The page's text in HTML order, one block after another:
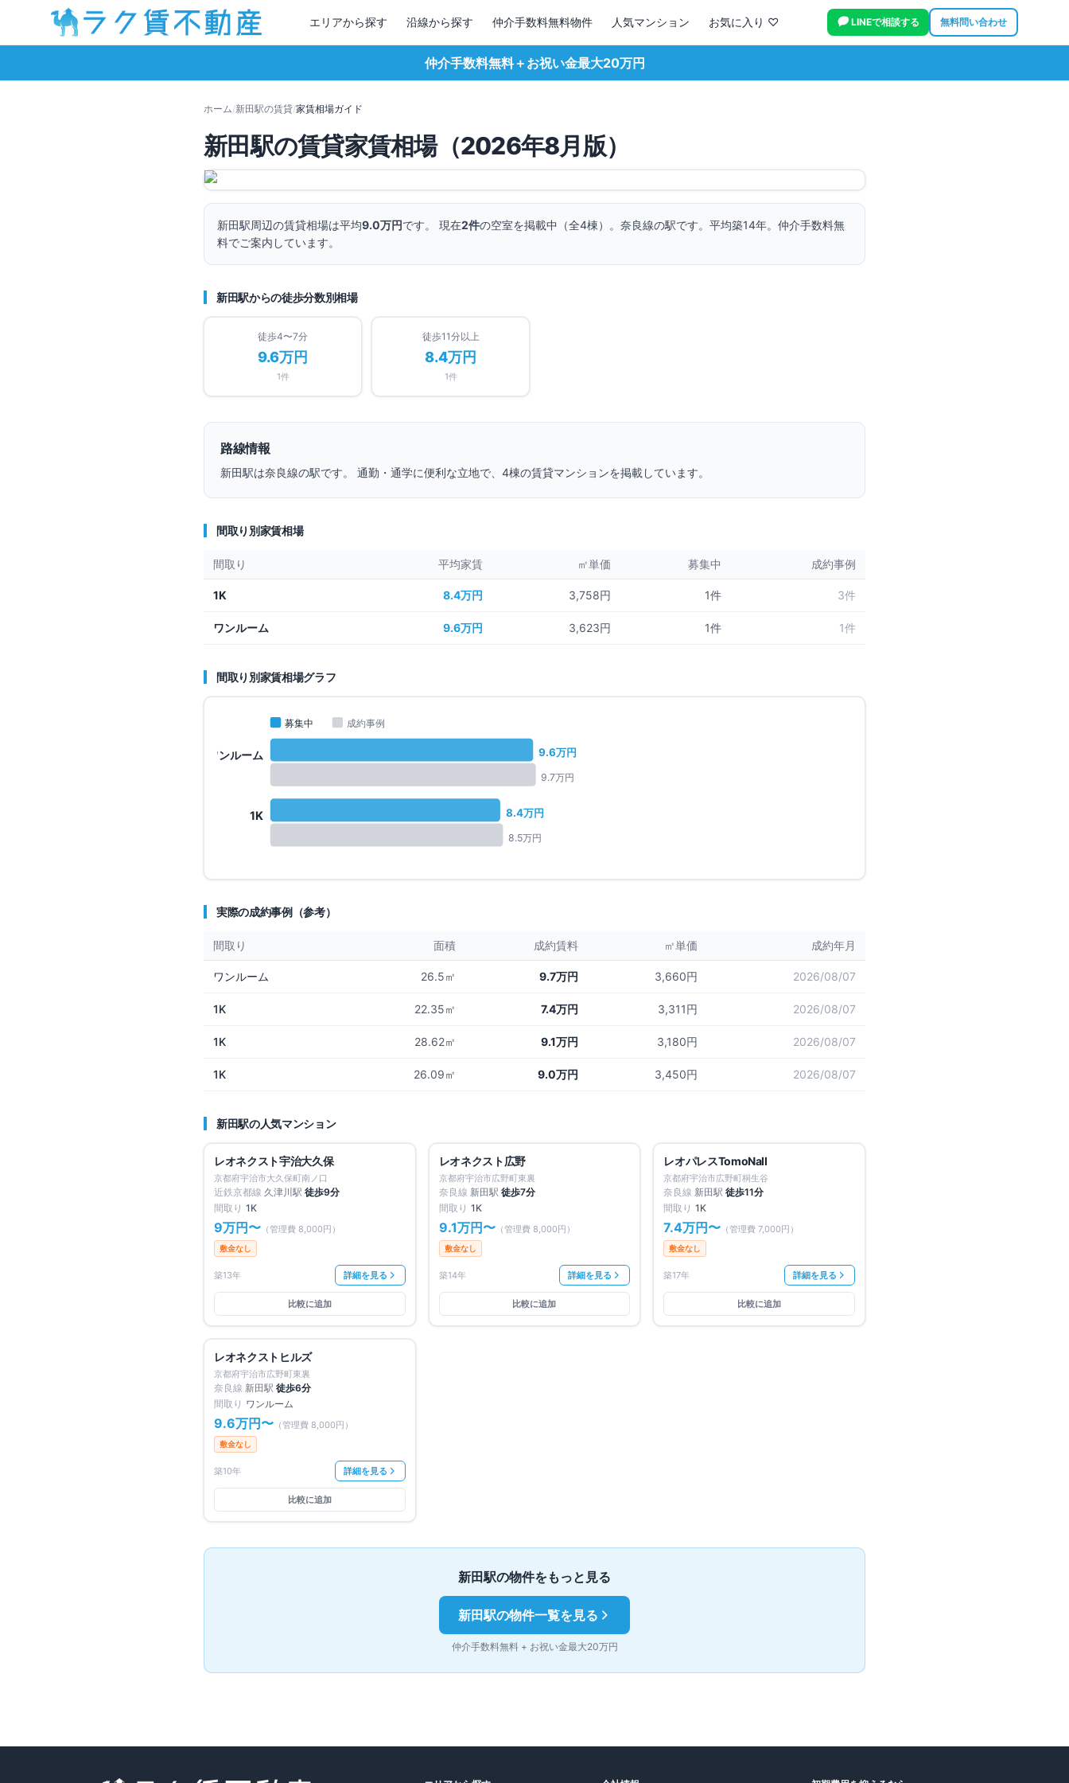
エリアから探す 沿線から探す 仲介手数料無料物件 人気マンション お気に入り ♡ LINEで相談する 無料問い合わせ
仲介手数料無料＋お祝い金最大20万円
ホーム/新田駅の賃貸/家賃相場ガイド
新田駅の賃貸家賃相場（2026年8月版）
新田駅周辺の賃貸相場は平均9.0万円です。 現在2件の空室を掲載中（全4棟）。 奈良線の駅です。 平均築14年。 仲介手数料無
料でご案内しています。
新田駅からの徒歩分数別相場
徒歩4〜7分
9.6万円
1件
徒歩11分以上
8.4万円
1件
路線情報
新田駅は奈良線の駅です。 通勤・通学に便利な立地で、 4棟の賃貸マンションを掲載しています。
間取り別家賃相場
間取り 平均家賃 ㎡単価 募集中 成約事例
1K 8.4万円 3,758円 1件 3件
ワンルーム 9.6万円 3,623円 1件 1件
間取り別家賃相場グラフ
募集中 成約事例
ワンルーム 9.6万円
9.7万円
1K 8.4万円
8.5万円
実際の成約事例（参考）
間取り 面積 成約賃料 ㎡単価 成約年月
ワンルーム 26.5㎡ 9.7万円 3,660円 2026/08/07
1K 22.35㎡ 7.4万円 3,311円 2026/08/07
1K 28.62㎡ 9.1万円 3,180円 2026/08/07
1K 26.09㎡ 9.0万円 3,450円 2026/08/07
新田駅の人気マンション
仲介手数料無料
レオネクスト宇治大久保
京都府宇治市大久保町南ノ口
近鉄京都線 久津川 駅 徒歩9分
間取り 1K
9万円〜 （管理費 8,000円 ）
敷金なし
築13年 詳細を見る
比較に追加
仲介手数料無料
レオネクスト広野
京都府宇治市広野町東裏
奈良線 新田駅 徒歩7分
間取り 1K
9.1万円〜（管理費 8,000円 ）
敷金なし
築14年 詳細を見る
比較に追加
仲介手数料無料
レオパレスTomoNaII
京都府宇治市広野町桐生谷
奈良線 新田駅 徒歩11分
間取り 1K
7.4万円〜 （管理費7,000円 ）
敷金なし
築17年 詳細を見る
比較に追加
仲介手数料無料
レオネクストヒルズ
京都府宇治市広野町東裏
奈良線 新田駅 徒歩6分
間取り ワンルーム
9.6万円〜 （管理費 8,000円 ）
敷金なし
築10年 詳細を見る
比較に追加
新田駅の物件をもっと見る
新田駅の物件一覧を見る
仲介手数料無料 + お祝い金最大20万円